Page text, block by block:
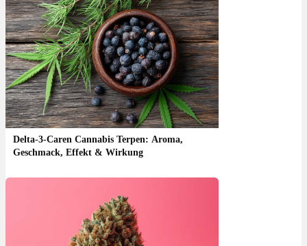
Delta-3-Caren Cannabis Terpen: Aroma,
Geschmack, Effekt & Wirkung